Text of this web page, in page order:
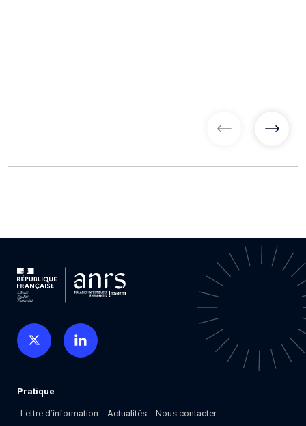
Pratique
Lettre d’information Actualités Nous contacter